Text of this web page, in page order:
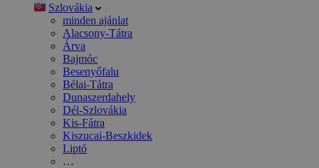
Szlovákia
minden ajánlat
Alacsony-Tátra
Árva
Bajmóc
Besenyőfalu
Bélai-Tátra
Dunaszerdahely
Dél-Szlovákia
Kis-Fátra
Kiszucai-Beszkidek
Liptó
…